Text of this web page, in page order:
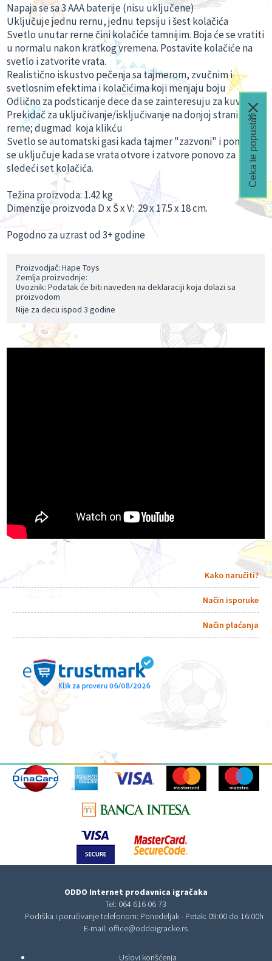
Napaja se sa 3 AAA baterije (nisu uključene)
Uključuje jednu rernu, jednu tepsiju i šest kolačića
Svetlo unutar rerne čini kolačiće tamnijim. Boja će se vratiti
u normalu nakon kratkog vremena. Postavite kolačiće na
svetlo i zatvorite vrata.
Realistično iskustvo pečenja sa tajmerom, zvučnim i
svetlosnim efektima i kolačićima koji menjaju boju
Odlično za podsticanje dece da se zainteresuju za kuvanje
Prekidač za uključivanje/isključivanje na donjoj strani
rerne; dugmad koja klikću
Svetlo se automatski gasi kada tajmer "zazvoni" i ponovo
se uključuje kada se vrata otvore i zatvore ponovo za
sledeći set kolačića.
Težina proizvoda: 1.42 kg
Dimenzije proizvoda D x Š x V: 29 x 17.5 x 18 cm.
Pogodno za uzrast od 3+ godine
Proizvodjač: Hape Toys
Zemlja proizvodnje:
Uvoznik: Podatak će biti naveden na deklaraciji koja dolazi sa
proizvodom
Nije za decu ispod 3 godine
Kako naručiti?
Način isporuke
Način plaćanja
ODDO Internet prodavnica igračaka
Tel: 064 616 06 73
Podrška i poručivanje telefonom: Ponedeljak - Petak: 09:00 do 16:00h
E-mail: office@oddoigracke.rs
Uslovi korišćenja
Čeka te popust🎁